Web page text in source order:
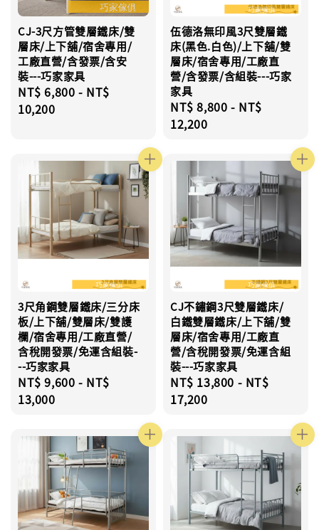
CJ-3尺方管雙層鐵床/雙
層床/上下舖/宿舍專用/
工廠直營/含發票/含安
裝---巧家家具
Regular
price
NT$ 6,800 - NT$
10,200
伍德洛無印風3尺雙層鐵
床(黑色.白色)/上下舖/雙
層床/宿舍專用/工廠直
營/含發票/含組裝---巧家
家具
Regular
price
NT$ 8,800 - NT$
12,200
3尺角鋼雙層鐵床/三分床
板/上下舖/雙層床/雙護
欄/宿舍專用/工廠直營/
含稅開發票/免運含組裝-
--巧家家具
Regular
price
NT$ 9,600 - NT$
13,000
CJ不鏽鋼3尺雙層鐵床/
白鐵雙層鐵床/上下舖/雙
層床/宿舍專用/工廠直
營/含稅開發票/免運含組
裝---巧家家具
Regular
price
NT$ 13,800 - NT$
17,200